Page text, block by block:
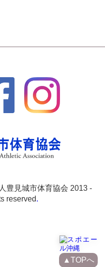
▲TOPへ
豊見城市体育協会 2013 -
reserved.